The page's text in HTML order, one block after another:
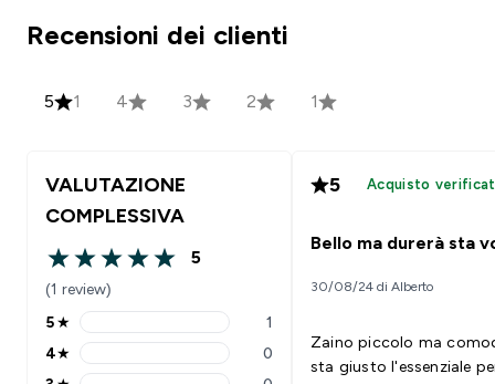
Recensioni dei clienti
5 1 4 3 2 1
VALUTAZIONE
COMPLESSIVA
5 out of 5 stars
5
(1 review)
5 stars rating 1 reviews
5★ 1
4 stars rating 0 reviews
4★ 0
5 Acquisto
Bello ma durerà sta
30/08/24 di Alberto
Zaino piccolo ma
sta giusto l'essenziale